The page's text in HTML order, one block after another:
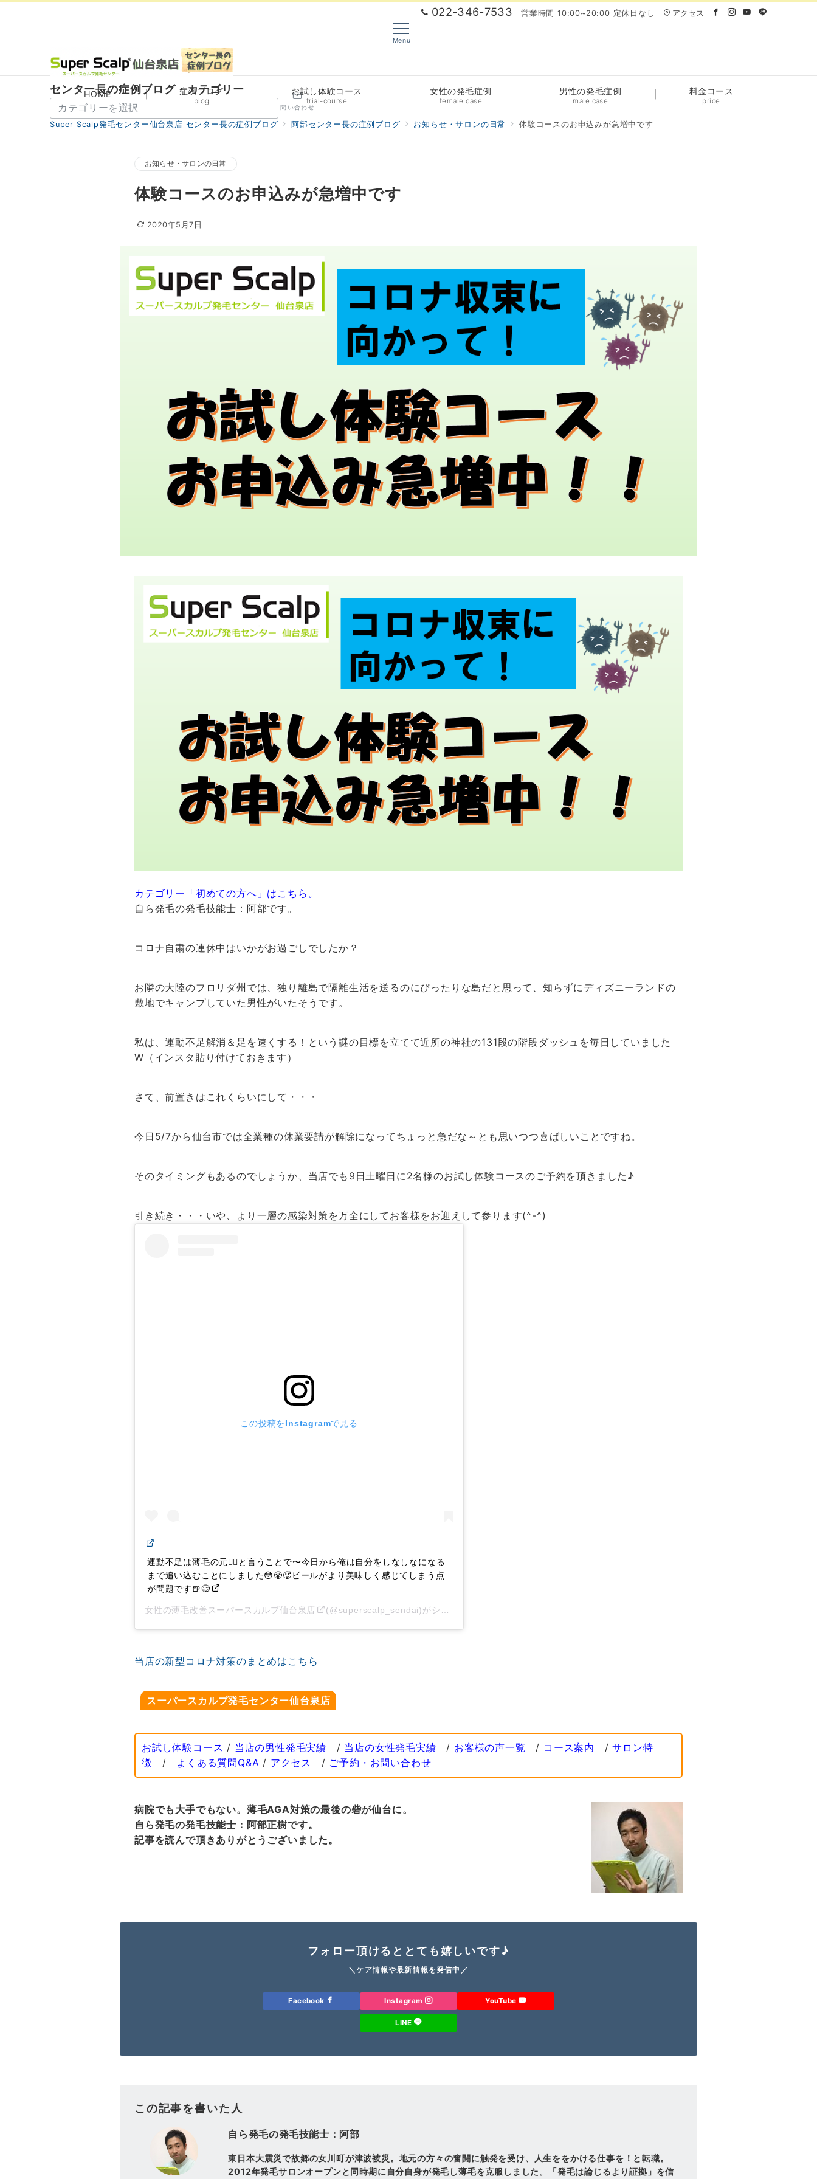
022-346-7533 営業時間 10:00~20:00 定休日なし アクセス
Menu
センター長の症例ブログ・カテゴリー
セ
ン
問い合わせ
HOME 症例ブログ
blog
お試し体験コース
trial-course
女性の発毛症例
female case
男性の発毛症例
male case
料金コース
price
Super Scalp発毛センター仙台泉店 センター長の症例ブログ 阿部センター長の症例ブログ お知らせ・サロンの日常 体験コースのお申込みが急増中です
お知らせ・サロンの日常
体験コースのお申込みが急増中です
2020年5月7日
カテゴリー「初めての方へ」はこちら。
自ら発毛の発毛技能士：阿部です。
コロナ自粛の連休中はいかがお過ごしでしたか？
お隣の大陸のフロリダ州では、独り離島で隔離生活を送るのにぴったりな島だと思って、知らずにディズニーランドの
敷地でキャンプしていた男性がいたそうです。
私は、運動不足解消＆足を速くする！という謎の目標を立てて近所の神社の131段の階段ダッシュを毎日していました
W（インスタ貼り付けておきます）
さて、前置きはこれくらいにして・・・
今日5/7から仙台市では全業種の休業要請が解除になってちょっと急だな～とも思いつつ喜ばしいことですね。
そのタイミングもあるのでしょうか、当店でも9日土曜日に2名様のお試し体験コースのご予約を頂きました♪
引き続き・・・いや、より一層の感染対策を万全にしてお客様をお迎えして参ります(^-^)
この投稿をInstagramで見る
運動不足は薄毛の元🙅‍♂️と言うことで〜今日から俺は自分をしなしなになる
まで追い込むことにしました😳😤🥵ビールがより美味しく感じてしまう点
が問題です🍺😋
女性の薄毛改善スーパースカルプ仙台泉店 (@superscalp_sendai)がシェアした投稿 –
当店の新型コロナ対策のまとめはこちら
スーパースカルプ発毛センター仙台泉店
お試し体験コース / 当店の男性発毛実績 / 当店の女性発毛実績 / お客様の声一覧 / コース案内 /サロン特
徴 / よくある質問Q&A / アクセス / ご予約・お問い合わせ
病院でも大手でもない。薄毛AGA対策の最後の砦が仙台に。
自ら発毛の発毛技能士：阿部正樹です。
記事を読んで頂きありがとうございました。
フォロー頂けるととても嬉しいです♪
＼ケア情報や最新情報を発信中／
Facebook Instagram YouTube
LINE
この記事を書いた人
自ら発毛の発毛技能士：阿部
東日本大震災で故郷の女川町が津波被災。地元の方々の奮闘に触発を受け、人生ををかける仕事を！と転職。
2012年発毛サロンオープンと同時期に自分自身が発毛し薄毛を克服しました。「発毛は論じるより証拠」を信